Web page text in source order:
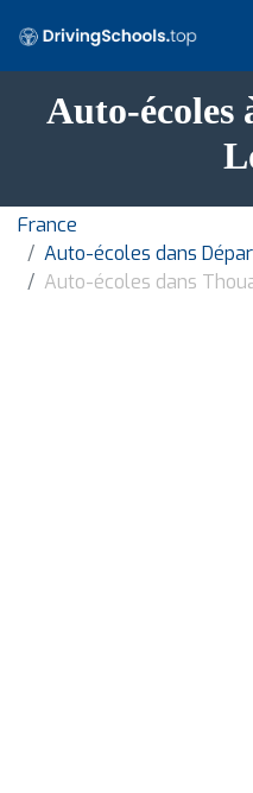
Auto-écoles
France
Auto-écoles dans
Auto-écoles dans